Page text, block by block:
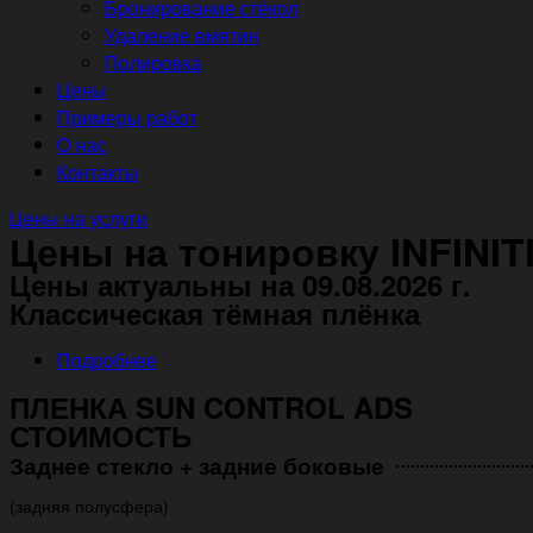
Бронирование стёкол
Удаление вмятин
Полировка
Цены
Примеры работ
О нас
Контакты
Цены на услуги
Цены на тонировку
Цены актуальны на 09.08.2026 г.
Классическая тёмная плёнка
Подробнее
ПЛЕНКА SUN CONTROL ADS
СТОИМОСТЬ
Заднее стекло + задние боковые
(задняя полусфера)